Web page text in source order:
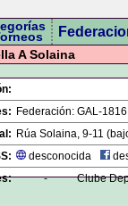
A Solaina
Federación: GAL-1816
Rúa Solaina, 9-11
desconocida
- Clube